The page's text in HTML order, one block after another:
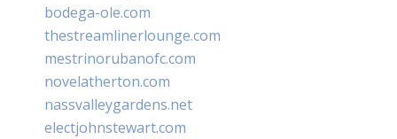
bodega-ole.com
thestreamlinerlounge.com
mestrinorubanofc.com
novelatherton.com
nassvalleygardens.net
electjohnstewart.com